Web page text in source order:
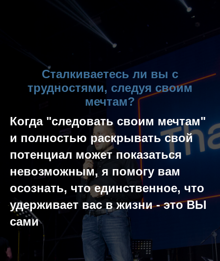
Сталкиваетесь ли вы с
трудностями, следуя своим
мечтам?
Когда "следовать своим мечтам"
и полностью раскрывать свой
потенциал может показаться
невозможным, я помогу вам
осознать, что единственное, что
удерживает вас в жизни - это ВЫ
сами